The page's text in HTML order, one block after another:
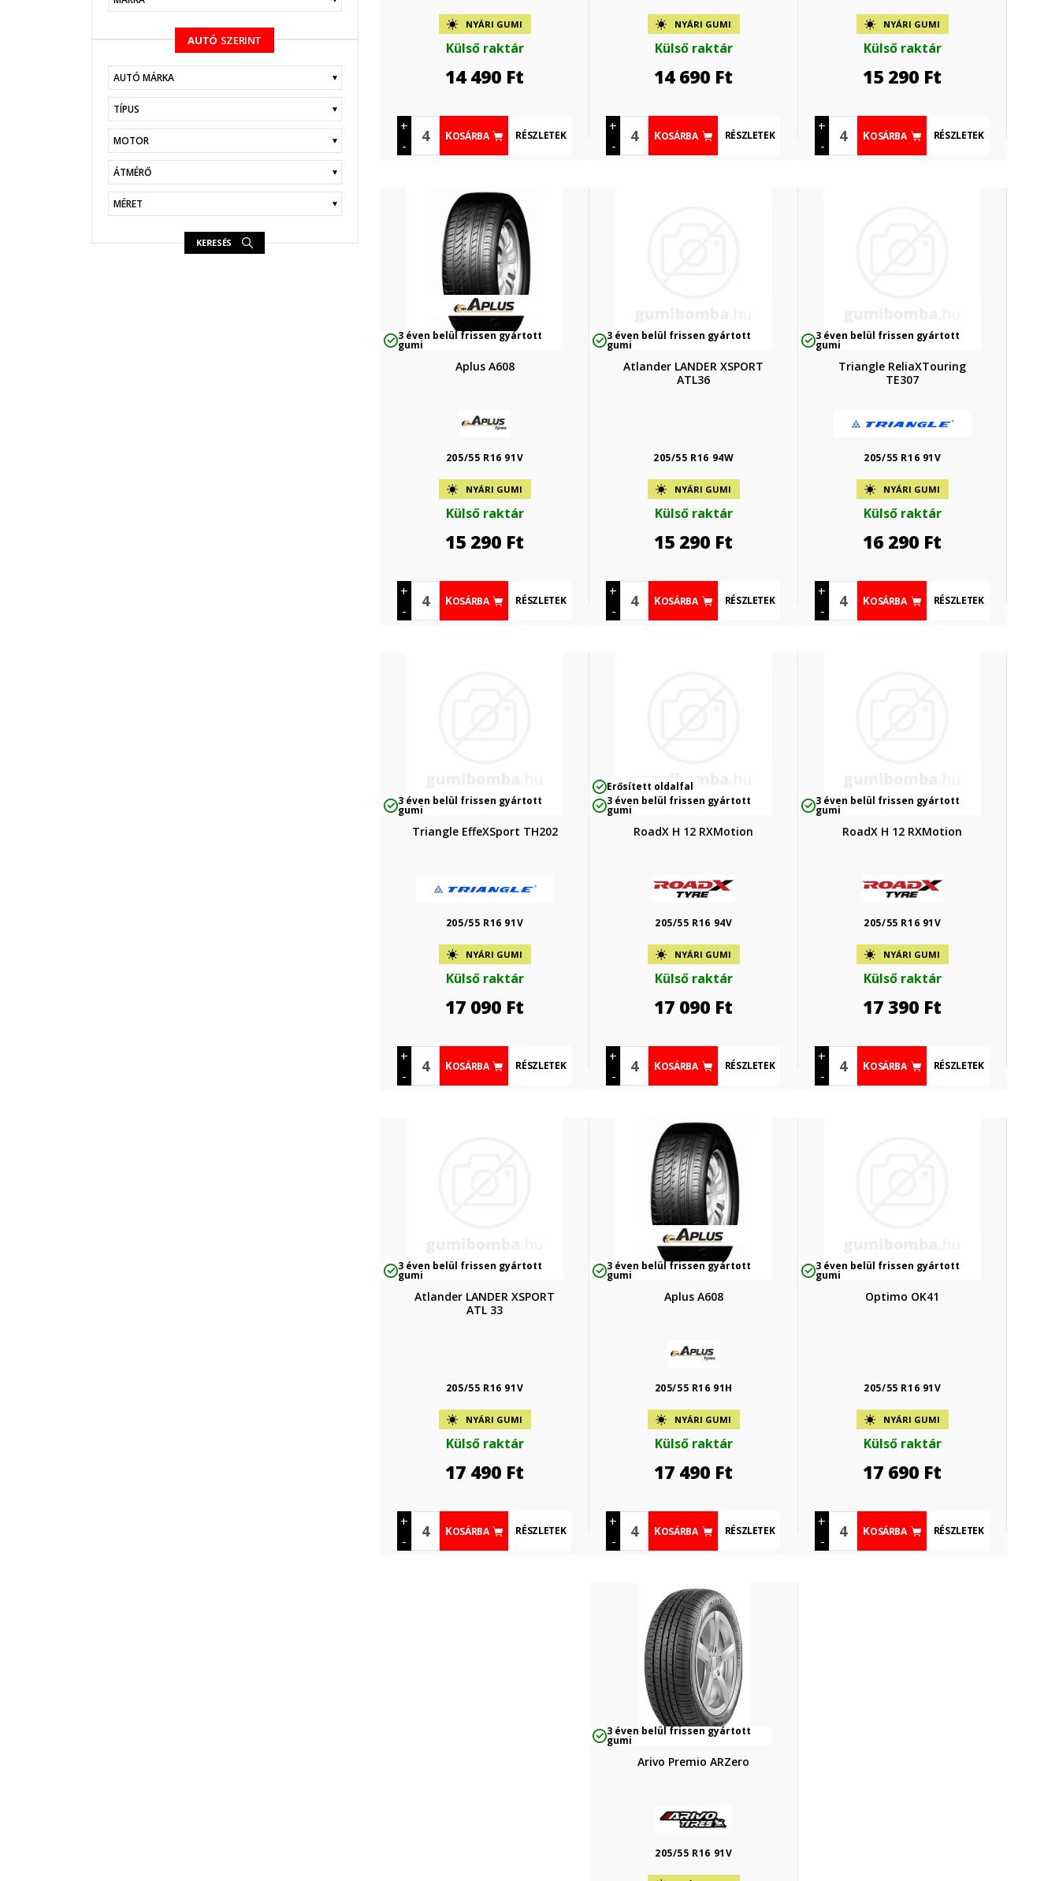
KERESÉS
AUTÓ SZERINT
KERESÉS
NYÁRI GUMI
Külső raktár
14 490 Ft
+
-
KOSÁRBA RÉSZLETEK
NYÁRI GUMI
Külső raktár
14 690 Ft
+
-
KOSÁRBA RÉSZLETEK
NYÁRI GUMI
Külső raktár
15 290 Ft
+
-
KOSÁRBA RÉSZLETEK
3 éven belül frissen gyártott
gumi
Aplus A608
205/55 R16 91V
NYÁRI GUMI
Külső raktár
15 290 Ft
+
-
KOSÁRBA RÉSZLETEK
3 éven belül frissen gyártott
gumi
Atlander LANDER XSPORT
ATL36
205/55 R16 94W
NYÁRI GUMI
Külső raktár
15 290 Ft
+
-
KOSÁRBA RÉSZLETEK
3 éven belül frissen gyártott
gumi
Triangle ReliaXTouring
TE307
205/55 R16 91V
NYÁRI GUMI
Külső raktár
16 290 Ft
+
-
KOSÁRBA RÉSZLETEK
3 éven belül frissen gyártott
gumi
Triangle EffeXSport TH202
205/55 R16 91V
NYÁRI GUMI
Külső raktár
17 090 Ft
+
-
KOSÁRBA RÉSZLETEK
Erősített oldalfal
3 éven belül frissen gyártott
gumi
RoadX H 12 RXMotion
205/55 R16 94V
NYÁRI GUMI
Külső raktár
17 090 Ft
+
-
KOSÁRBA RÉSZLETEK
3 éven belül frissen gyártott
gumi
RoadX H 12 RXMotion
205/55 R16 91V
NYÁRI GUMI
Külső raktár
17 390 Ft
+
-
KOSÁRBA RÉSZLETEK
3 éven belül frissen gyártott
gumi
Atlander LANDER XSPORT
ATL 33
205/55 R16 91V
NYÁRI GUMI
Külső raktár
17 490 Ft
+
-
KOSÁRBA RÉSZLETEK
3 éven belül frissen gyártott
gumi
Aplus A608
205/55 R16 91H
NYÁRI GUMI
Külső raktár
17 490 Ft
+
-
KOSÁRBA RÉSZLETEK
3 éven belül frissen gyártott
gumi
Optimo OK41
205/55 R16 91V
NYÁRI GUMI
Külső raktár
17 690 Ft
+
-
KOSÁRBA RÉSZLETEK
3 éven belül frissen gyártott
gumi
Arivo Premio ARZero
205/55 R16 91V